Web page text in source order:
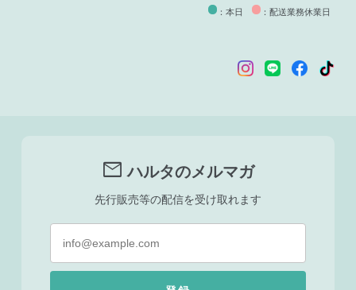
：本日 ：配送業務休業日
mail ハルタのメルマガ
先行販売等の配信を受け取れます